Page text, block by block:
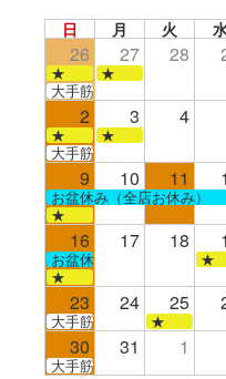
日 月 火
26 27 28
★ ★
大手筋店のみ営業
2 3 4
★ ★
大手筋
9 10 11
お盆休み（全店お休み）
★
16 17 18
お盆休み（全店お休み）★
★
23 24 25
大手筋 ★
30 31 1
大手筋